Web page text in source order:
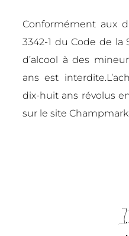
Conformément aux
3342-1 du Code de la
d’alcool à des
ans est
dix-huit ans révolus
sur le site